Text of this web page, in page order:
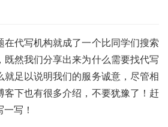
在代写机构就成了一个比同学们搜索
既然我们分享出来为什么需要找代写
就足以说明我们的服务诚意，尽管相
客下也有很多介绍，不要犹豫了！赶
写！